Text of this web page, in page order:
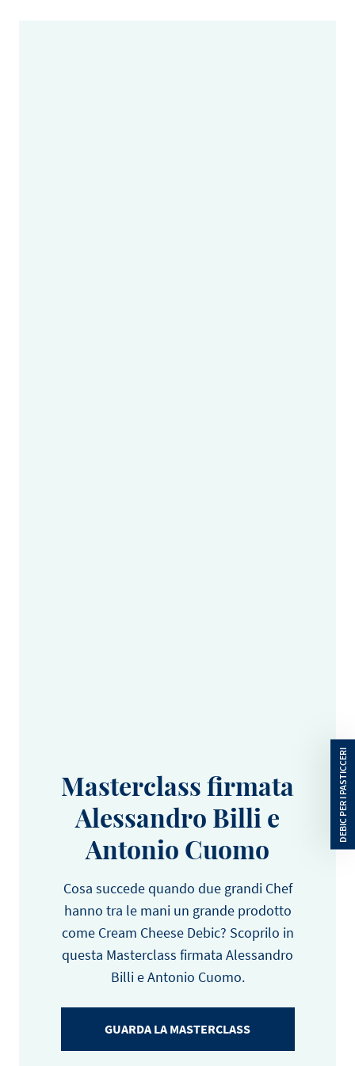
Masterclass firmata
Alessandro Billi e
Antonio Cuomo
Cosa succede quando due grandi Chef
hanno tra le mani un grande prodotto
come Cream Cheese Debic? Scoprilo in
questa Masterclass firmata Alessandro
Billi e Antonio Cuomo.
GUARDA LA MASTERCLASS